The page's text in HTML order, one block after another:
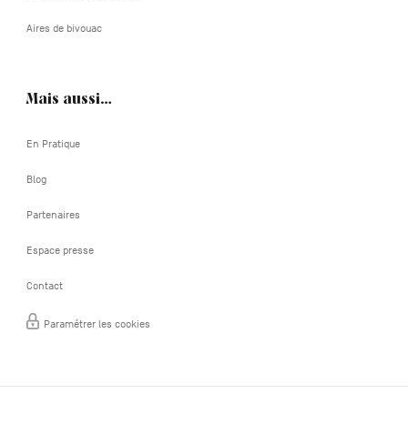
Aires de bivouac
Mais aussi…
En Pratique
Blog
Partenaires
Espace presse
Contact
Paramétrer les cookies